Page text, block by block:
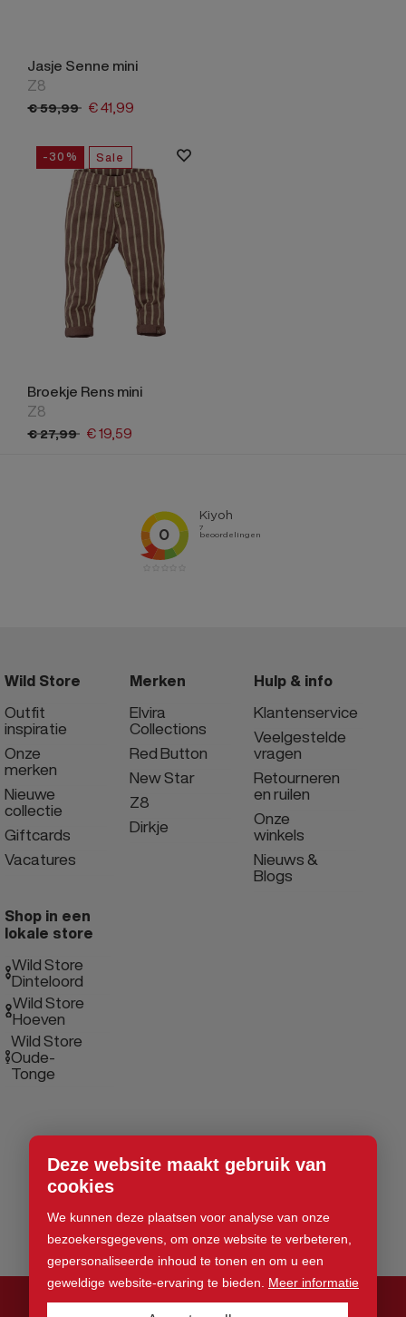
Deze website maakt gebruik van
cookies
We kunnen deze plaatsen voor analyse van onze
bezoekersgegevens, om onze website te verbeteren,
gepersonaliseerde inhoud te tonen en om u een
geweldige website-ervaring te bieden. Meer informatie
Jasje Senne mini
Z8
€59,99 €41,99
-30% Sale
Broekje Rens mini
Z8
€27,99 €19,59
Wild Store
Outfit
inspiratie
Onze
merken
Nieuwe
collectie
Giftcards
Vacatures
Merken
Elvira
Collections
Red Button
New Star
Z8
Dirkje
Hulp & info
Klantenservice
Veelgestelde
vragen
Retourneren
en ruilen
Onze
winkels
Nieuws &
Blogs
Shop in een
lokale store
Wild Store
Dinteloord
Wild Store
Hoeven
Wild Store
Oude-
Tonge